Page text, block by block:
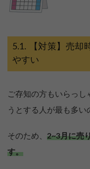
【対策】売却
やすい
ご存知の方もいらっ
うとする人が最も多い
そのため、 2~3月に売
す。